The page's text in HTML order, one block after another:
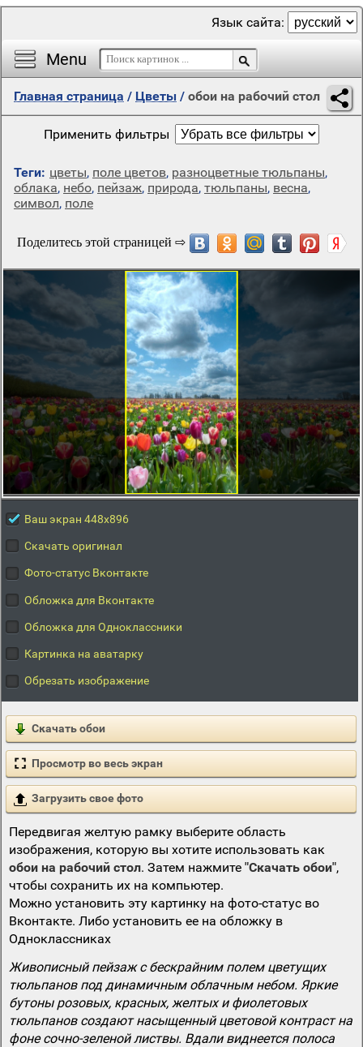
Menu
Язык сайта:
Главная страница / Цветы / обои на рабочий стол
Применить фильтры
Теги: цветы, поле цветов, разноцветные тюльпаны,
облака, небо, пейзаж, природа, тюльпаны, весна,
символ, поле
Ваш экран 448x896
Скачать оригинал
Фото-статус Вконтакте
Обложка для Вконтакте
Обложка для Одноклассники
Картинка на аватарку
Обрезать изображение
Скачать обои
Просмотр во весь экран
Загрузить свое фото
Передвигая желтую рамку выберите область
изображения, которую вы хотите использовать как
обои на рабочий стол. Затем нажмите "Скачать обои",
чтобы сохранить их на компьютер.
Можно установить эту картинку на фото-статус во
Вконтакте. Либо установить ее на обложку в
Одноклассниках
Живописный пейзаж с бескрайним полем цветущих
тюльпанов под динамичным облачным небом. Яркие
бутоны розовых, красных, желтых и фиолетовых
тюльпанов создают насыщенный цветовой контраст на
фоне сочно-зеленой листвы. Вдали виднеется полоса